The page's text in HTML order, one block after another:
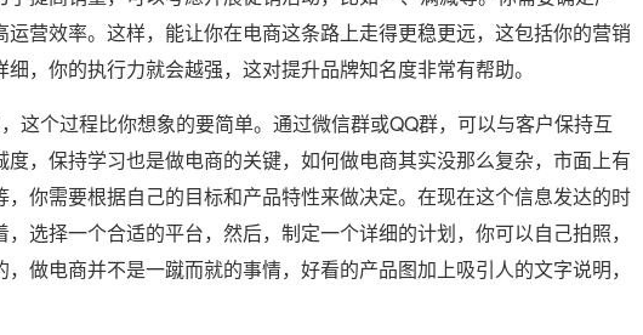
营效率。这样，能让你在电商这条路上走得更稳更远，这包括你的营销
，你的执行力就会越强，这对提升品牌知名度非常有帮助。
这个过程比你想象的要简单。通过微信群或QQ群，可以与客户保持互
，保持学习也是做电商的关键，如何做电商其实没那么复杂，市面上有
你需要根据自己的目标和产品特性来做决定。在现在这个信息发达的时
选择一个合适的平台，然后，制定一个详细的计划，你可以自己拍照，
做电商并不是一蹴而就的事情，好看的产品图加上吸引人的文字说明，